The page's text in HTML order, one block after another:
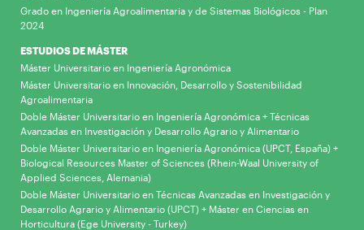
Grado en Ingeniería Agroalimentaria y de Sistemas Biológicos - Plan
2024
ESTUDIOS DE MÁSTER
Máster Universitario en Ingeniería Agronómica
Máster Universitario en Innovación, Desarrollo y Sostenibilidad
Agroalimentaria
Doble Máster Universitario en Ingeniería Agronómica + Técnicas
Avanzadas en Investigación y Desarrollo Agrario y Alimentario
Doble Máster Universitario en Ingeniería Agronómica (UPCT, España) +
Biological Resources Master of Sciences (Rhein-Waal University of
Applied Sciences, Alemania)
Doble Máster Universitario en Técnicas Avanzadas en Investigación y
Desarrollo Agrario y Alimentario (UPCT) + Máster en Ciencias en
Horticultura (Ege University - Turkey)